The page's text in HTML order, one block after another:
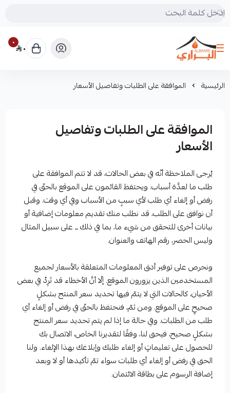
البراري للرحلات
٠ ٠
الرئيسية الموافقة على الطلبات وتفاصيل الأسعار
الموافقة على الطلبات وتفاصيل
الأسعار
يُرجى الملاحظة أنّه في بعض الحالات، قد لا تتم الموافقة على
طلب ما لعدَّة أسباب. ويحتفظ القائمون على الموقع بالحقّ في
رفض أو إلغاء أي طلب لأي سببٍ من الأسباب وفي أي وقت. وقبل
أن نوافق على الطلب، قد نطلب منك تقديم معلومات إضافية أو
بيانات أخرى للتحقق من شيء ما، بما في ذلك ــ على سبيل المثال
وليس الحصر، رقم الهاتف والعنوان.
ونحرص على توفير أدق المعلومات المتعلقة بالأسعار لجميع
المستخدمين الذين يزورون الموقع. إلّا أنَّ الأخطاء قد تَرِدُ في بعض
الأحيان، كالحالات التي لا يتمّ فيها تحديد سعر المنتج بشكلٍ
صحيحٍ على الموقع. ومن ثمّ، فنحتفظ بالحقّ في رفض أو إلغاء أي
طلب من الطلبات. وفي حالة ما إذا لم يتم تحديد سعر المنتج
بشكلٍ صحيح، فيحق لنا، وفقًا لتقديرنا الخاص، الاتصال بك
للحصول على تعليماتٍ أو إلغاء طلبك وإبلاغك بهذا الإلغاء. ولنا
الحق في رفض أو إلغاء أي طلبات سواء تمّ تأكيدها أو لا وبعد
إضافة الرسوم على بطاقة الائتمان.